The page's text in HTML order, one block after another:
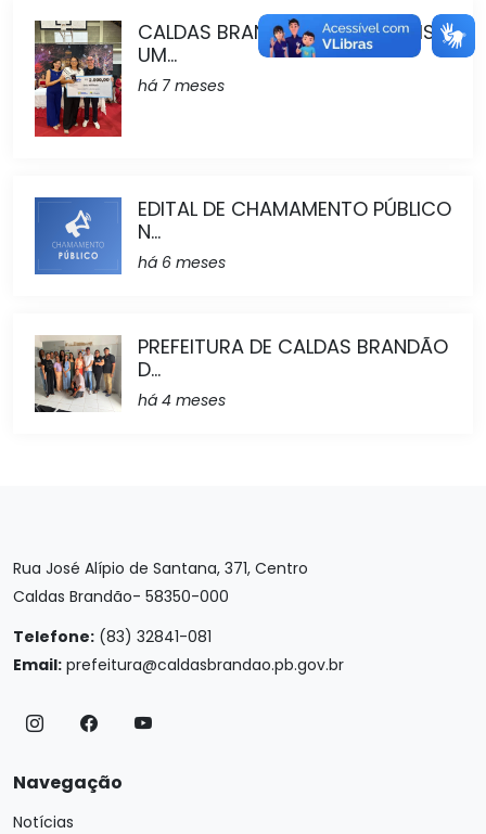
CALDAS BRANDÃO REALIZA MAIS
UM...
há 7 meses
EDITAL DE CHAMAMENTO PÚBLICO
N...
há 6 meses
PREFEITURA DE CALDAS BRANDÃO
D...
há 4 meses
Rua José Alípio de Santana, 371, Centro
Caldas Brandão- 58350-000
Telefone: (83) 32841-081
Email: prefeitura@caldasbrandao.pb.gov.br
Navegação
Notícias